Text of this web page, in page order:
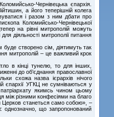
Чернівецька єпархія.
а його теперішній колега
і разом з ним дбати про
Коломийсько-Чернівецької
на рівні митрополій можуть
діяльності митрополії питання
буде створено сім, діятимуть так
митрополій – це важливий крок
в кінці тунелю, то для інших,
до об’єднання православної
схожа назва ієрархів нічого
єпархії УГКЦ не сумніваються у
якимсь чином цьому
між різними конфесіями на благо
станеться само собою», –
однозначно, що запропонований